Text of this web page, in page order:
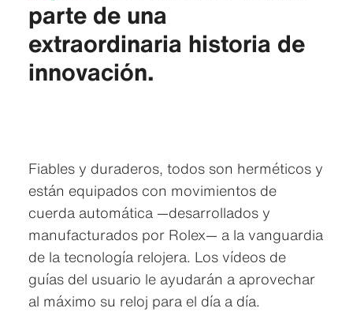
parte de una
extraordinaria historia de
innovación.
Fiables y duraderos, todos son herméticos y
están equipados con movimientos de
cuerda automática —desarrollados y
manufacturados por Rolex— a la vanguardia
de la tecnología relojera. Los vídeos de
guías del usuario le ayudarán a aprovechar
al máximo su reloj para el día a día.